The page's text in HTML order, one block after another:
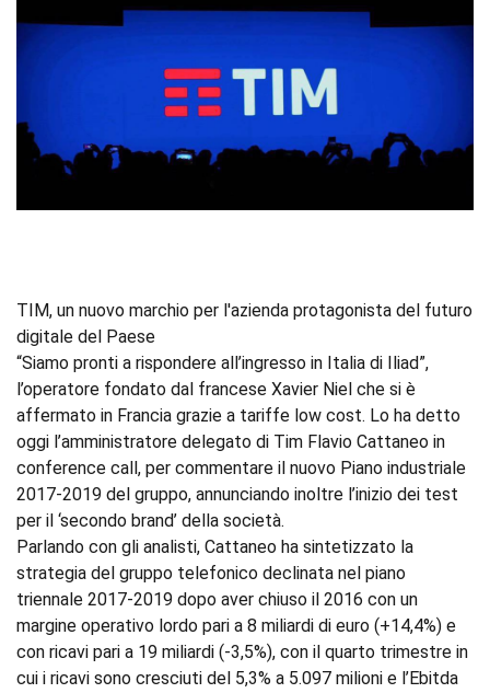
TIM, un nuovo marchio per l'azienda protagonista del futuro
digitale del Paese
“Siamo pronti a rispondere all’ingresso in Italia di Iliad”,
l’operatore fondato dal francese Xavier Niel che si è
affermato in Francia grazie a tariffe low cost. Lo ha detto
oggi l’amministratore delegato di Tim Flavio Cattaneo in
conference call, per commentare il nuovo Piano industriale
2017-2019 del gruppo, annunciando inoltre l’inizio dei test
per il ‘secondo brand’ della società.
Parlando con gli analisti, Cattaneo ha sintetizzato la
strategia del gruppo telefonico declinata nel piano
triennale 2017-2019 dopo aver chiuso il 2016 con un
margine operativo lordo pari a 8 miliardi di euro (+14,4%) e
con ricavi pari a 19 miliardi (-3,5%), con il quarto trimestre in
cui i ricavi sono cresciuti del 5,3% a 5.097 milioni e l’Ebitda